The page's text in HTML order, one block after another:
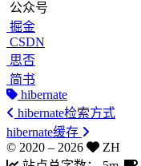
公众号
掘金
CSDN
思否
简书
hibernate
hibernate检索方式
hibernate缓存
© 2020 – 2026
ZH